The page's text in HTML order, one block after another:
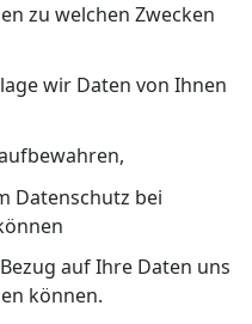
zu welchen Zwecken
wir Daten von Ihnen
Datenschutz bei
auf Ihre Daten uns
können.